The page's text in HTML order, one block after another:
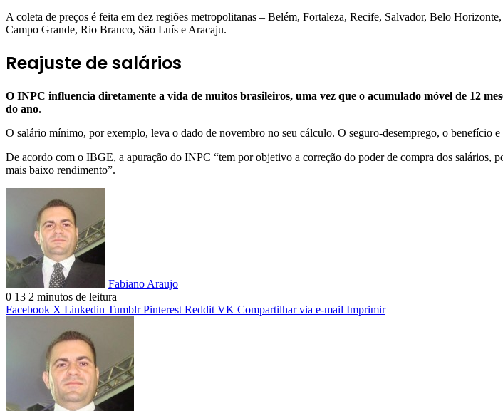
A coleta de preços é feita em dez regiões metropolitanas – Belém, Fortaleza, Recife, Salvador, Belo
Campo Grande, Rio Branco, São Luís e Aracaju.
Reajuste de salários
O INPC influencia diretamente a vida de muitos brasileiros, uma vez que o acumulado móvel de 12
do ano.
O salário mínimo, por exemplo, leva o dado de novembro no seu cálculo. O seguro-desemprego, o benefício
De acordo com o IBGE, a apuração do INPC “tem por objetivo a correção do poder de compra dos salários,
mais baixo rendimento”.
Fabiano Araujo
0 13 2 minutos de leitura
Facebook X Linkedin Tumblr Pinterest Reddit VK Compartilhar via e-mail Imprimir